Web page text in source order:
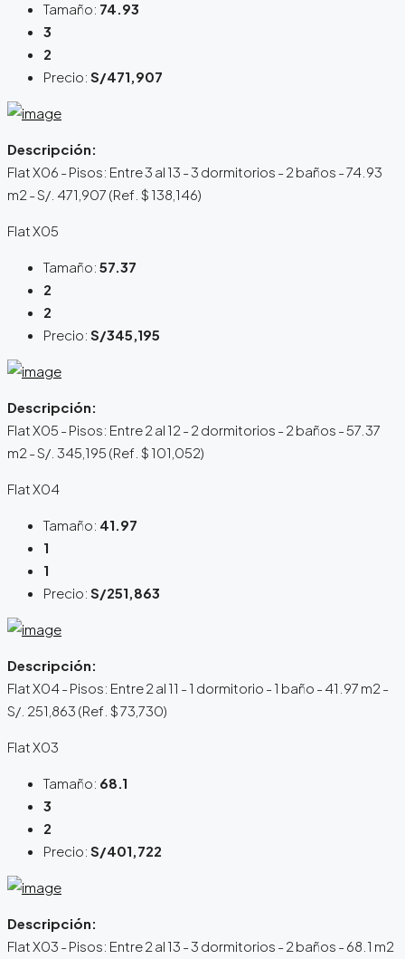
Tamaño: 74.93
3
2
Precio: S/471,907
Descripción:
Flat X06 - Pisos: Entre 3 al 13 - 3 dormitorios - 2 baños - 74.93
m2 - S/. 471,907 (Ref. $ 138,146)
Flat X05
Tamaño: 57.37
2
2
Precio: S/345,195
Descripción:
Flat X05 - Pisos: Entre 2 al 12 - 2 dormitorios - 2 baños - 57.37
m2 - S/. 345,195 (Ref. $ 101,052)
Flat X04
Tamaño: 41.97
1
1
Precio: S/251,863
Descripción:
Flat X04 - Pisos: Entre 2 al 11 - 1 dormitorio - 1 baño - 41.97 m2 -
S/. 251,863 (Ref. $ 73,730)
Flat X03
Tamaño: 68.1
3
2
Precio: S/401,722
Descripción:
Flat X03 - Pisos: Entre 2 al 13 - 3 dormitorios - 2 baños - 68.1 m2